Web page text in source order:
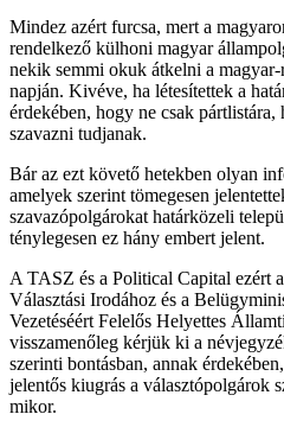
Mindez azért furcsa, mert a
rendelkező külhoni magyar
nekik semmi okuk átkelni a magyar-
napján. Kivéve, ha létesítettek a
érdekében, hogy ne csak
szavazni tudjanak.
Bár az ezt követő hetekben olyan
amelyek szerint tömegesen
szavazópolgárokat határközeli
ténylegesen ez hány embert jelent.
A TASZ és a Political Capital ezért
Választási Irodához és a
Vezetéséért Felelős Helyettes
visszamenőleg kérjük ki a
szerinti bontásban, annak
jelentős kiugrás a választópolgárok
mikor.